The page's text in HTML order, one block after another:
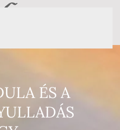
ÉS A